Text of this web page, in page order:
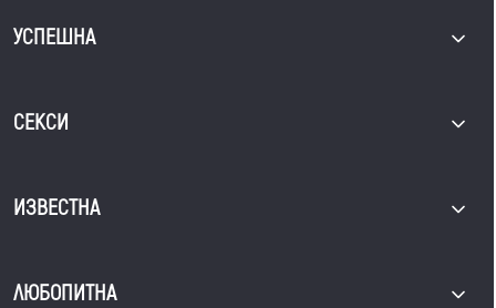
УСПЕШНА
СЕКСИ
ИЗВЕСТНА
ЛЮБОПИТНА